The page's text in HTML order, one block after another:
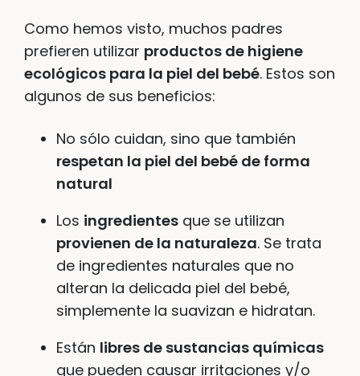
Como hemos visto, muchos padres
prefieren utilizar productos de higiene
ecológicos para la piel del bebé. Estos son
algunos de sus beneficios:
No sólo cuidan, sino que también
respetan la piel del bebé de forma
natural
Los ingredientes que se utilizan
provienen de la naturaleza. Se trata
de ingredientes naturales que no
alteran la delicada piel del bebé,
simplemente la suavizan e hidratan.
Están libres de sustancias químicas
que pueden causar irritaciones y/o